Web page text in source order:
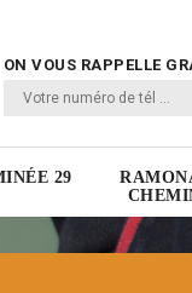
ON VOUS RAPPELLE
29